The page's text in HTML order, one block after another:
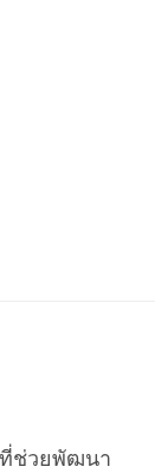
ที่ช่วยพัฒนา